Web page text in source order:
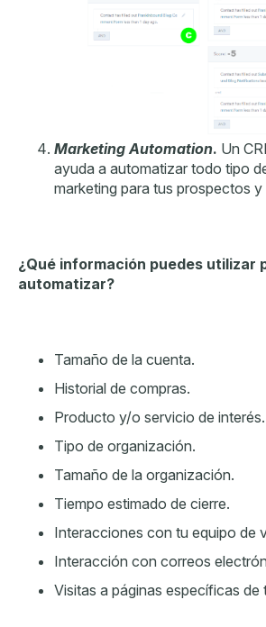
Marketing Automation. Un
ayuda a automatizar todo tipo
marketing para tus prospectos y
¿Qué información puedes utilizar
automatizar?
Tamaño de la cuenta.
Historial de compras.
Producto y/o servicio de interés.
Tipo de organización.
Tamaño de la organización.
Tiempo estimado de cierre.
Interacciones con tu equipo de
Interacción con correos
Visitas a páginas específicas de